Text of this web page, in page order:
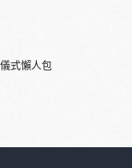
式懶人包